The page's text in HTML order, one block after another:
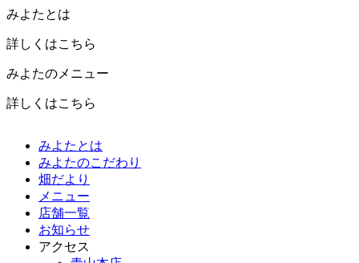
みよたとは
詳しくはこちら
みよたのメニュー
詳しくはこちら
みよたとは
みよたのこだわり
畑だより
メニュー
店舗一覧
お知らせ
アクセス